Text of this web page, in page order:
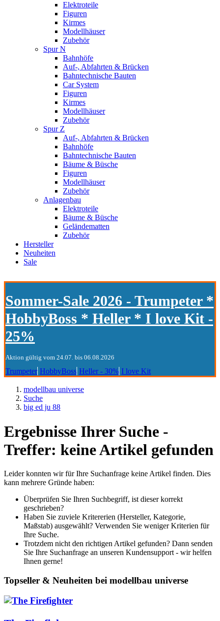
Elektroteile
Figuren
Kirmes
Modellhäuser
Zubehör
Spur N
Bahnhöfe
Auf-, Abfahrten & Brücken
Bahntechnische Bauten
Car System
Figuren
Kirmes
Modellhäuser
Zubehör
Spur Z
Auf-, Abfahrten & Brücken
Bahnhöfe
Bahntechnische Bauten
Bäume & Büsche
Figuren
Modellhäuser
Zubehör
Anlagenbau
Elektroteile
Bäume & Büsche
Geländematten
Zubehör
Hersteller
Neuheiten
Sale
Sommer-Sale 2026 - Trumpeter *
HobbyBoss * Heller * I love Kit -
25%
Aktion gültig vom 24.07. bis 06.08.2026
Trumpeter HobbyBoss Heller - 30% I love Kit
modellbau universe
Suche
big ed ju 88
Ergebnisse Ihrer Suche -
Treffer: keine Artikel gefunden
Leider konnten wir für Ihre Suchanfrage keine Artikel finden. Dies
kann mehrere Gründe haben:
Überprüfen Sie Ihren Suchbegriff, ist dieser korrekt
geschrieben?
Haben Sie zuviele Kritererien (Hersteller, Kategorie,
Maßstab) ausgewählt? Verwenden Sie weniger Kriterien für
Ihre Suche.
Trotzdem nicht den richtigen Artikel gefunden? Dann senden
Sie Ihre Suchanfrage an unseren Kundensupport - wir helfen
Ihnen gerne!
Topseller & Neuheiten bei modellbau universe